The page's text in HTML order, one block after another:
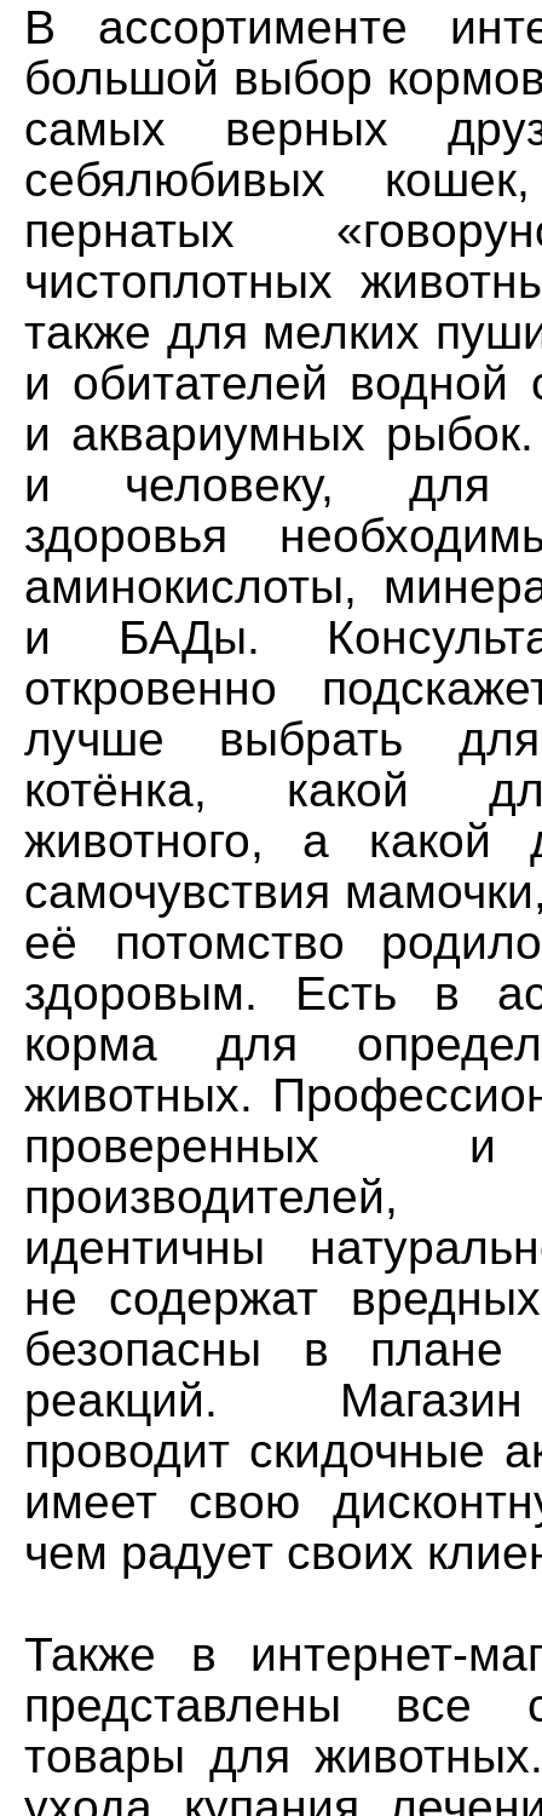
В ассортименте
большой выбор
самых верных
себялюбивых
пернатых
чистоплотных
также для мелких
и обитателей водной
и аквариумных
и человеку, для
здоровья
аминокислоты,
и БАДы.
откровенно
лучше выбрать
котёнка, какой
животного, а какой
самочувствия
её потомство
здоровым. Есть в
корма для
животных.
проверенных
производителей,
идентичны
не содержат
безопасны в плане
реакций.
проводит скидочные
имеет свою
чем радует своих
Также в интернет-
представлены все
товары для